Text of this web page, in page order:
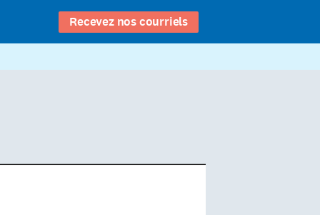
Recevez nos courriels